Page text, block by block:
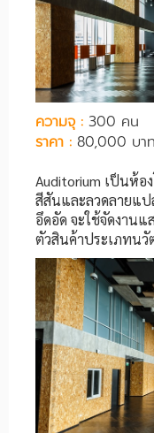
ความจุ : 300 คน
ราคา : 80,000 บา
Auditorium เป็นห้อ
สีสันและลวดลายแป
อึดอัด จะใช้จัดงานแ
ตัวสินค้าประเภทนวั